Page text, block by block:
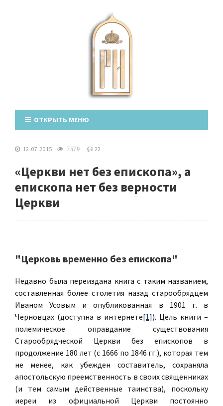
ОТКРЫТЬ МЕНЮ
12.07.2015 7579 22
«Церкви нет без епископа», а
епископа нет без верности
Церкви
"Церковь временно без епископа"
Недавно была переиздана книга с таким названием,
составленная более столетия назад старообрядцем
Иваном Усовым и опубликованная в 1901 г. в
Черновцах (доступна в интернете[1]). Цель книги –
полемическое оправдание существования
Старообрядческой Церкви без епископов в
продолжение 180 лет (с 1666 по 1846 гг.), которая тем
не менее, как убежден составитель, сохраняла
апостольскую преемственность в своих священниках
(и тем самым действенные таинства), поскольку
иереи из официальной Церкви постоянно